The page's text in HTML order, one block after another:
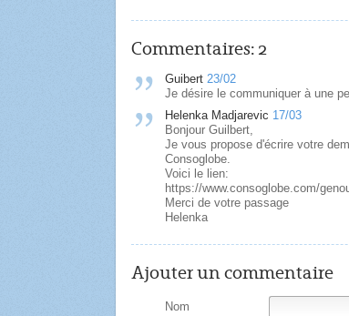
Commentaires: 2
Guibert 23/02
Je désire le communiquer à une
Helenka Madjarevic 17/03
Bonjour Guilbert,
Je vous propose d'écrire votre
Consoglobe.
Voici le lien:
https://www.consoglobe.com/
Merci de votre passage
Helenka
Ajouter un commentaire
Nom